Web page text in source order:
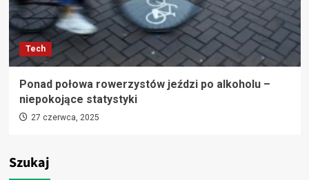
Tech
Ponad połowa rowerzystów jeździ po alkoholu –
niepokojące statystyki
27 czerwca, 2025
Szukaj